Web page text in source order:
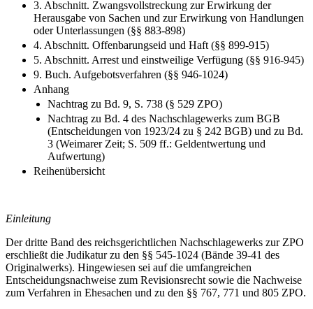
3. Abschnitt. Zwangsvollstreckung zur Erwirkung der
Herausgabe von Sachen und zur Erwirkung von Handlungen
oder Unterlassungen (§§ 883-898)
4. Abschnitt. Offenbarungseid und Haft (§§ 899-915)
5. Abschnitt. Arrest und einstweilige Verfügung (§§ 916-945)
9. Buch. Aufgebotsverfahren (§§ 946-1024)
Anhang
Nachtrag zu Bd. 9, S. 738 (§ 529 ZPO)
Nachtrag zu Bd. 4 des Nachschlagewerks zum BGB
(Entscheidungen von 1923/24 zu § 242 BGB) und zu Bd.
3 (Weimarer Zeit; S. 509 ff.: Geldentwertung und
Aufwertung)
Reihenübersicht
Einleitung
Der dritte Band des reichsgerichtlichen Nachschlagewerks zur ZPO
erschließt die Judikatur zu den §§ 545-1024 (Bände 39-41 des
Originalwerks). Hingewiesen sei auf die umfangreichen
Entscheidungsnachweise zum Revisionsrecht sowie die Nachweise
zum Verfahren in Ehesachen und zu den §§ 767, 771 und 805 ZPO.